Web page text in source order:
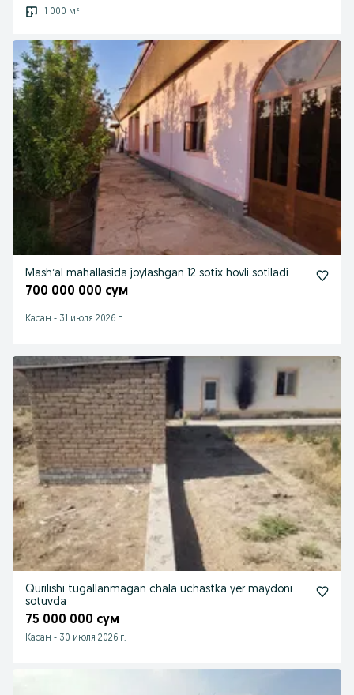
1 000 м²
Mashʼal mahallasida joylashgan 12 sotix hovli sotiladi.
700 000 000 сум
Касан - 31 июля 2026 г.
Qurilishi tugallanmagan chala uchastka yer maydoni
sotuvda
75 000 000 сум
Касан - 30 июля 2026 г.